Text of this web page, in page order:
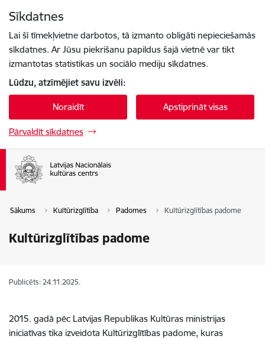
Sīkdatnes
Lai šī tīmekļvietne darbotos, tā izmanto obligāti nepieciešamās
sīkdatnes. Ar Jūsu piekrišanu papildus šajā vietnē var tikt
izmantotas statistikas un sociālo mediju sīkdatnes.
Lūdzu, atzīmējiet savu izvēli:
Noraidīt Apstiprināt visas
Pārvaldīt sīkdatnes
Sākums Kultūrizglītība Padomes Kultūrizglītības padome
Kultūrizglītības padome
Publicēts: 24.11.2025.
2015. gadā pēc Latvijas Republikas Kultūras ministrijas
iniciatīvas tika izveidota Kultūrizglītības padome, kuras